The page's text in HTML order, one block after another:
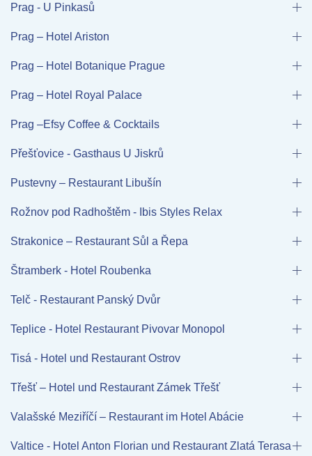
Prag - U Pinkasů
Prag – Hotel Ariston
Prag – Hotel Botanique Prague
Prag – Hotel Royal Palace
Prag –Efsy Coffee & Cocktails
Přešťovice - Gasthaus U Jiskrů
Pustevny – Restaurant Libušín
Rožnov pod Radhoštěm - Ibis Styles Relax
Strakonice – Restaurant Sůl a Řepa
Štramberk - Hotel Roubenka
Telč - Restaurant Panský Dvůr
Teplice - Hotel Restaurant Pivovar Monopol
Tisá - Hotel und Restaurant Ostrov
Třešť – Hotel und Restaurant Zámek Třešť
Valašské Meziříčí – Restaurant im Hotel Abácie
Valtice - Hotel Anton Florian und Restaurant Zlatá Terasa